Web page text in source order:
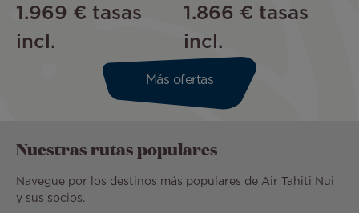
1.969 € tasas
incl.
1.866 € tasas
incl.
Más ofertas
Nuestras rutas populares
Navegue por los destinos más populares de Air Tahiti Nui
y sus socios.